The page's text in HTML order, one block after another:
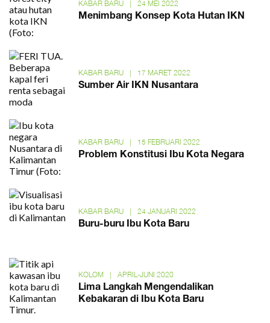
KABAR BARU | 24 MEI 2022
Menimbang Konsep Kota Hutan IKN
KABAR BARU | 17 MARET 2022
Sumber Air IKN Nusantara
KABAR BARU | 15 FEBRUARI 2022
Problem Konstitusi Ibu Kota Negara
KABAR BARU | 24 JANUARI 2022
Buru-buru Ibu Kota Baru
KOLOM | APRIL-JUNI 2020
Lima Langkah Mengendalikan
Kebakaran di Ibu Kota Baru